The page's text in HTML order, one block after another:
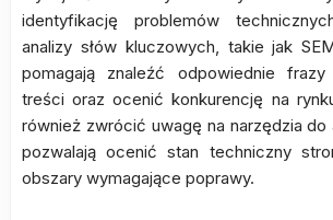
identyfikację problemów
analizy słów kluczowych, takie jak
pomagają znaleźć odpowiednie
treści oraz ocenić konkurencję na
również zwrócić uwagę na narzędzia do
pozwalają ocenić stan techniczny
obszary wymagające poprawy.